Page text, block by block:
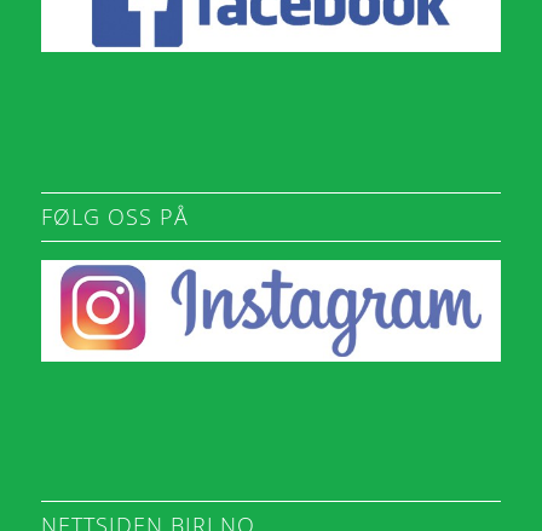
FØLG OSS PÅ
NETTSIDEN BIRI.NO